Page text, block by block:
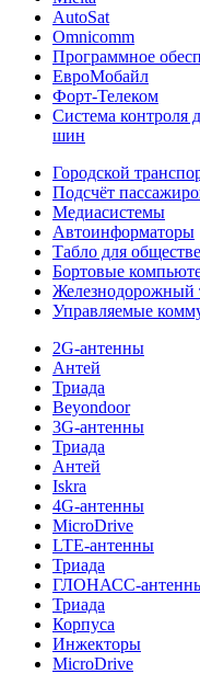
AutoSat
Omnicomm
Программное
ЕвроМобайл
Форт-Телеком
Система контроля
шин
Городской
Подсчёт
Медиасистемы
Автоинформаторы
Табло для
Бортовые
Железнодорожный
Управляемые
2G-антенны
Антей
Триада
Beyondoor
3G-антенны
Триада
Антей
Iskra
4G-антенны
MicroDrive
LTE-антенны
Триада
ГЛОНАСС-
Триада
Корпуса
Инжекторы
MicroDrive